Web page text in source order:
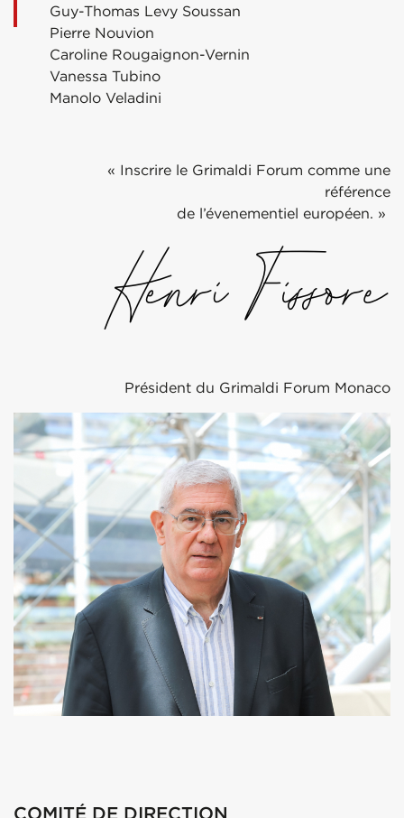
Guy-Thomas Levy Soussan
Pierre Nouvion
Caroline Rougaignon-Vernin
Vanessa Tubino
Manolo Veladini
« Inscrire le Grimaldi Forum comme une
référence
de l’évenementiel européen. »
Président du Grimaldi Forum Monaco
COMITÉ DE DIRECTION